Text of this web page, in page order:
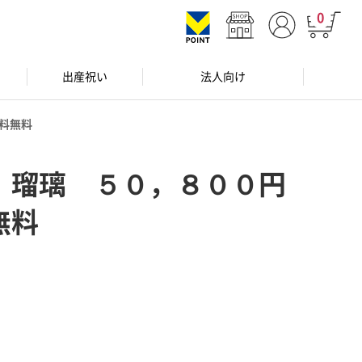
0
出産祝い 法人向け
無料
璃 ５０，８００円
料